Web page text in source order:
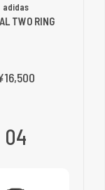
adidas
TWO RING
04